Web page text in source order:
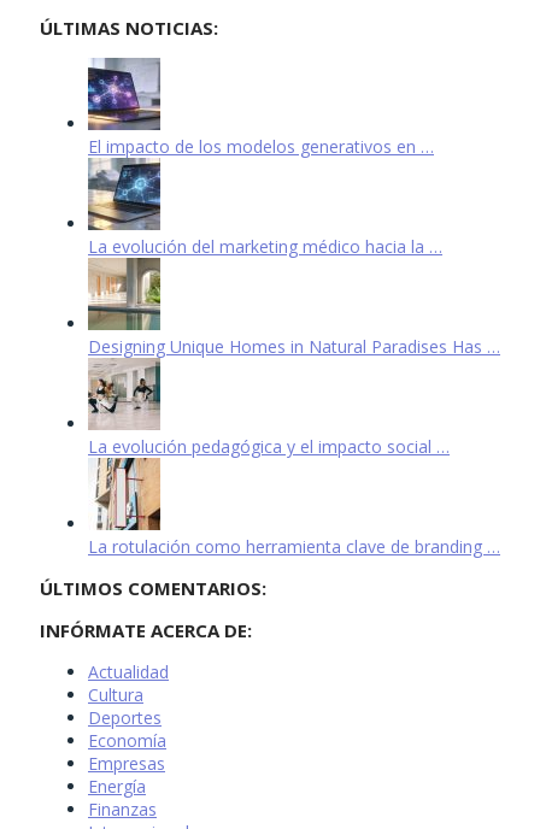
ÚLTIMAS NOTICIAS:
El impacto de los modelos generativos en …
La evolución del marketing médico hacia la …
Designing Unique Homes in Natural Paradises Has …
La evolución pedagógica y el impacto social …
La rotulación como herramienta clave de branding …
ÚLTIMOS COMENTARIOS:
INFÓRMATE ACERCA DE:
Actualidad
Cultura
Deportes
Economía
Empresas
Energía
Finanzas